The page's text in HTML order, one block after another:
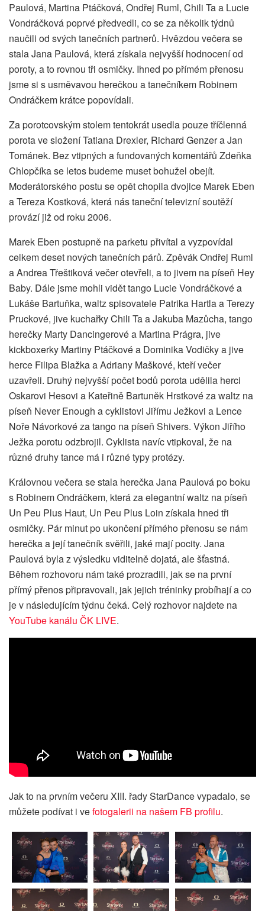
Paulová, Martina Ptáčková, Ondřej Ruml, Chili Ta a Lucie
Vondráčková poprvé předvedli, co se za několik týdnů
naučili od svých tanečních partnerů. Hvězdou večera se
stala Jana Paulová, která získala nejvyšší hodnocení od
poroty, a to rovnou tři osmičky. Ihned po přímém přenosu
jsme si s usměvavou herečkou a tanečníkem Robinem
Ondráčkem krátce popovídali.
Za porotcovským stolem tentokrát usedla pouze tříčlenná
porota ve složení Tatiana Drexler, Richard Genzer a Jan
Tománek. Bez vtipných a fundovaných komentářů Zdeňka
Chlopčíka se letos budeme muset bohužel obejít.
Moderátorského postu se opět chopila dvojice Marek Eben
a Tereza Kostková, která nás taneční televizní soutěží
provází již od roku 2006.
Marek Eben postupně na parketu přivítal a vyzpovídal
celkem deset nových tanečních párů. Zpěvák Ondřej Ruml
a Andrea Třeštiková večer otevřeli, a to jivem na píseň Hey
Baby. Dále jsme mohli vidět tango Lucie Vondráčkové a
Lukáše Bartuňka, waltz spisovatele Patrika Hartla a Terezy
Pruckové, jive kuchařky Chili Ta a Jakuba Mazůcha, tango
herečky Marty Dancingerové a Martina Prágra, jive
kickboxerky Martiny Ptáčkové a Dominika Vodičky a jive
herce Filipa Blažka a Adriany Maškové, kteří večer
uzavřeli. Druhý nejvyšší počet bodů porota udělila herci
Oskarovi Hesovi a Kateřině Bartuněk Hrstkové za waltz na
píseň Never Enough a cyklistovi Jiřímu Ježkovi a Lence
Noře Návorkové za tango na píseň Shivers. Výkon Jiřího
Ježka porotu odzbrojil. Cyklista navíc vtipkoval, že na
různé druhy tance má i různé typy protézy.
Královnou večera se stala herečka Jana Paulová po boku
s Robinem Ondráčkem, která za elegantní waltz na píseň
Un Peu Plus Haut, Un Peu Plus Loin získala hned tři
osmičky. Pár minut po ukončení přímého přenosu se nám
herečka a její tanečník svěřili, jaké mají pocity. Jana
Paulová byla z výsledku viditelně dojatá, ale šťastná.
Během rozhovoru nám také prozradili, jak se na první
přímý přenos připravovali, jak jejich tréninky probíhají a co
je v následujícím týdnu čeká. Celý rozhovor najdete na
YouTube kanálu ČK LIVE.
Jak to na prvním večeru XIII. řady StarDance vypadalo, se
můžete podívat i vefotogalerii na našem FB profilu.